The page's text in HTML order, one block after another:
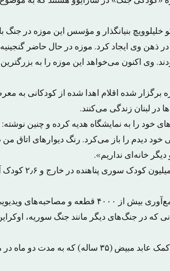
در ذهن وی ایجاد کرد. موزه در حال حاضر
وی اکنون می‌خواهد این موزه را به
برگزار شده اقلام اهدا شده از کودکانی به
در لبنان زندگی می‌کنند.
ساله کلیدهای خود را به نمایشگاه هدیه کرده و چنین
دیدم را باز می‌کرد. رنگ دیوارهای اتاق من
خانه‌ای نداریم».
به گزارش یونیسف
که در جنگ‌های دیگر مانند جنگ سوریه،
وسایل کودکان سوری با کمک عابد مبیض (۳۵